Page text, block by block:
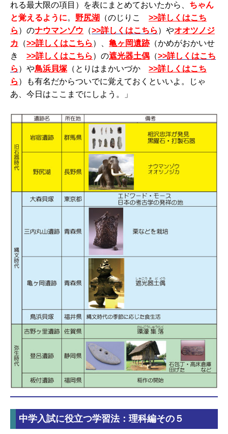
れる最大限の項目）を表にまとめておいたから、 ちゃん
と覚えるように。 野尻湖 （のじりこ >>詳しくはこち
ら ）のナウマンゾウ （>>詳しくはこちら ）やオオツノジ
カ （>>詳しくはこちら ）、 亀ヶ岡遺跡（かめがおかいせ
き >>詳しくはこちら ）の遮光器土偶 （>>詳しくはこち
ら ）や鳥浜貝塚（とりはまかいづか >>詳しくはこち
ら ）も有名だからついでに覚えておくといいよ。じゃ
あ、今日はここまでにしよう。」
中学入試に役立つ学習法：理科編その５